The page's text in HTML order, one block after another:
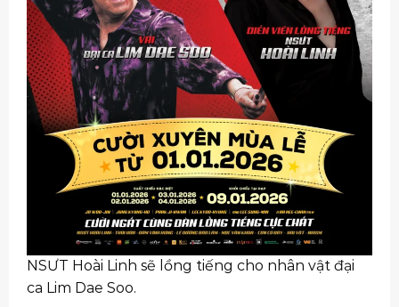
NSƯT Hoài Linh sẽ lồng tiếng cho nhân vật đại
ca Lim Dae Soo.